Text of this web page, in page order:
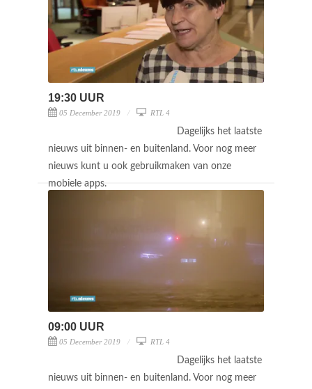
19:30 UUR
05 December 2019 RTL 4
Dagelijks het laatste
nieuws uit binnen- en buitenland. Voor nog meer
nieuws kunt u ook gebruikmaken van onze
mobiele apps.
09:00 UUR
05 December 2019 RTL 4
Dagelijks het laatste
nieuws uit binnen- en buitenland. Voor nog meer